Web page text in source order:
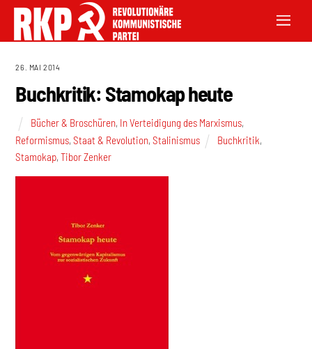
26. MAI 2014
Buchkritik: Stamokap heute
Bücher & Broschüren, In Verteidigung des Marxismus,
Reformismus,Staat & Revolution,Stalinismus Buchkritik,
Stamokap,Tibor Zenker